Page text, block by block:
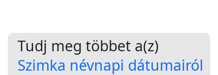
Tudj meg többet a(z)
Szimka névnapi dátumairól